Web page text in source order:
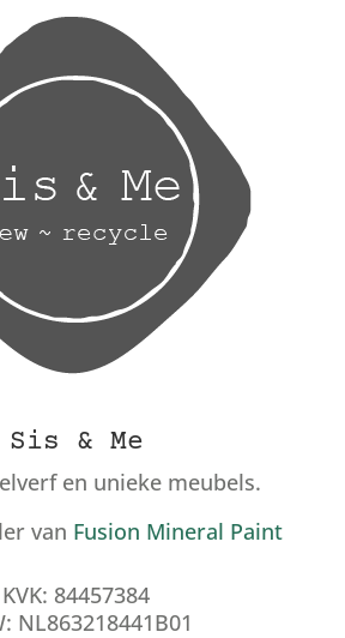
Sis & Me
en unieke meubels.
van Fusion Mineral Paint
KVK: 84457384
NL863218441B01